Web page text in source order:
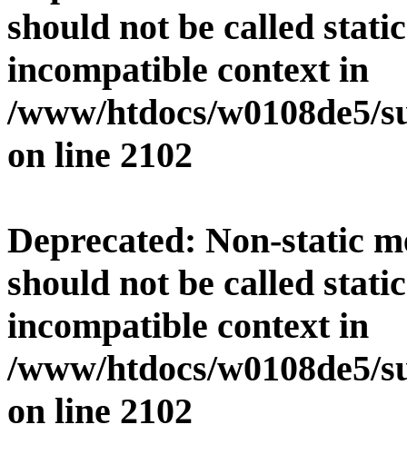
should not be called
incompatible context in
/www/htdocs/w0108de5/
on line 2102
Deprecated: Non-static
should not be called
incompatible context in
/www/htdocs/w0108de5/
on line 2102